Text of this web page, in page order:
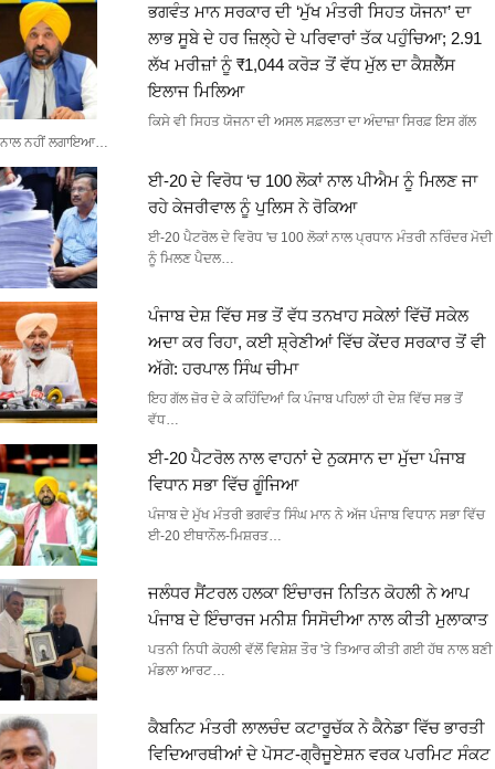
ਭਗਵੰਤ ਮਾਨ ਸਰਕਾਰ ਦੀ ‘ਮੁੱਖ ਮੰਤਰੀ ਸਿਹਤ ਯੋਜਨਾ’ ਦਾ
ਲਾਭ ਸੂਬੇ ਦੇ ਹਰ ਜ਼ਿਲ੍ਹੇ ਦੇ ਪਰਿਵਾਰਾਂ ਤੱਕ ਪਹੁੰਚਿਆ; 2.91
ਲੱਖ ਮਰੀਜ਼ਾਂ ਨੂੰ ₹1,044 ਕਰੋੜ ਤੋਂ ਵੱਧ ਮੁੱਲ ਦਾ ਕੈਸ਼ਲੈੱਸ
ਇਲਾਜ ਮਿਲਿਆ
ਕਿਸੇ ਵੀ ਸਿਹਤ ਯੋਜਨਾ ਦੀ ਅਸਲ ਸਫ਼ਲਤਾ ਦਾ ਅੰਦਾਜ਼ਾ ਸਿਰਫ਼ ਇਸ ਗੱਲ
ਨਾਲ ਨਹੀਂ ਲਗਾਇਆ…
ਈ-20 ਦੇ ਵਿਰੋਧ ‘ਚ 100 ਲੋਕਾਂ ਨਾਲ ਪੀਐਮ ਨੂੰ ਮਿਲਣ ਜਾ
ਰਹੇ ਕੇਜਰੀਵਾਲ ਨੂੰ ਪੁਲਿਸ ਨੇ ਰੋਕਿਆ
ਈ-20 ਪੈਟਰੋਲ ਦੇ ਵਿਰੋਧ 'ਚ 100 ਲੋਕਾਂ ਨਾਲ ਪ੍ਰਧਾਨ ਮੰਤਰੀ ਨਰਿੰਦਰ ਮੋਦੀ
ਨੂੰ ਮਿਲਣ ਪੈਦਲ…
ਪੰਜਾਬ ਦੇਸ਼ ਵਿੱਚ ਸਭ ਤੋਂ ਵੱਧ ਤਨਖਾਹ ਸਕੇਲਾਂ ਵਿੱਚੋਂ ਸਕੇਲ
ਅਦਾ ਕਰ ਰਿਹਾ, ਕਈ ਸ਼੍ਰੇਣੀਆਂ ਵਿੱਚ ਕੇਂਦਰ ਸਰਕਾਰ ਤੋਂ ਵੀ
ਅੱਗੇ: ਹਰਪਾਲ ਸਿੰਘ ਚੀਮਾ
ਇਹ ਗੱਲ ਜ਼ੋਰ ਦੇ ਕੇ ਕਹਿੰਦਿਆਂ ਕਿ ਪੰਜਾਬ ਪਹਿਲਾਂ ਹੀ ਦੇਸ਼ ਵਿੱਚ ਸਭ ਤੋਂ
ਵੱਧ…
ਈ-20 ਪੈਟਰੋਲ ਨਾਲ ਵਾਹਨਾਂ ਦੇ ਨੁਕਸਾਨ ਦਾ ਮੁੱਦਾ ਪੰਜਾਬ
ਵਿਧਾਨ ਸਭਾ ਵਿੱਚ ਗੂੰਜਿਆ
ਪੰਜਾਬ ਦੇ ਮੁੱਖ ਮੰਤਰੀ ਭਗਵੰਤ ਸਿੰਘ ਮਾਨ ਨੇ ਅੱਜ ਪੰਜਾਬ ਵਿਧਾਨ ਸਭਾ ਵਿੱਚ
ਈ-20 ਈਥਾਨੌਲ-ਮਿਸ਼ਰਤ…
ਜਲੰਧਰ ਸੈਂਟਰਲ ਹਲਕਾ ਇੰਚਾਰਜ ਨਿਤਿਨ ਕੋਹਲੀ ਨੇ ਆਪ
ਪੰਜਾਬ ਦੇ ਇੰਚਾਰਜ ਮਨੀਸ਼ ਸਿਸੋਦੀਆ ਨਾਲ ਕੀਤੀ ਮੁਲਾਕਾਤ
ਪਤਨੀ ਨਿਧੀ ਕੋਹਲੀ ਵੱਲੋਂ ਵਿਸ਼ੇਸ਼ ਤੌਰ 'ਤੇ ਤਿਆਰ ਕੀਤੀ ਗਈ ਹੱਥ ਨਾਲ ਬਣੀ
ਮੰਡਲਾ ਆਰਟ…
ਕੈਬਨਿਟ ਮੰਤਰੀ ਲਾਲਚੰਦ ਕਟਾਰੂਚੱਕ ਨੇ ਕੈਨੇਡਾ ਵਿੱਚ ਭਾਰਤੀ
ਵਿਦਿਆਰਥੀਆਂ ਦੇ ਪੋਸਟ-ਗ੍ਰੈਜੂਏਸ਼ਨ ਵਰਕ ਪਰਮਿਟ ਸੰਕਟ